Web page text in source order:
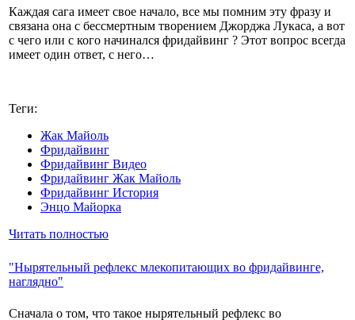
Каждая сага имеет свое начало, все мы помним эту фразу и
связана она с бессмертным творением Джорджа Лукаса, а вот
с чего или с кого начинался фридайвинг ? Этот вопрос всегда
имеет один ответ, с него…
Теги:
Жак Майоль
Фридайвинг
Фридайвинг Видео
Фридайвинг Жак Майоль
Фридайвинг История
Энцо Майорка
Читать полностью
"Нырятельный рефлекс млекопитающих во фридайвинге,
наглядно"
Сначала о том, что такое нырятельный рефлекс во